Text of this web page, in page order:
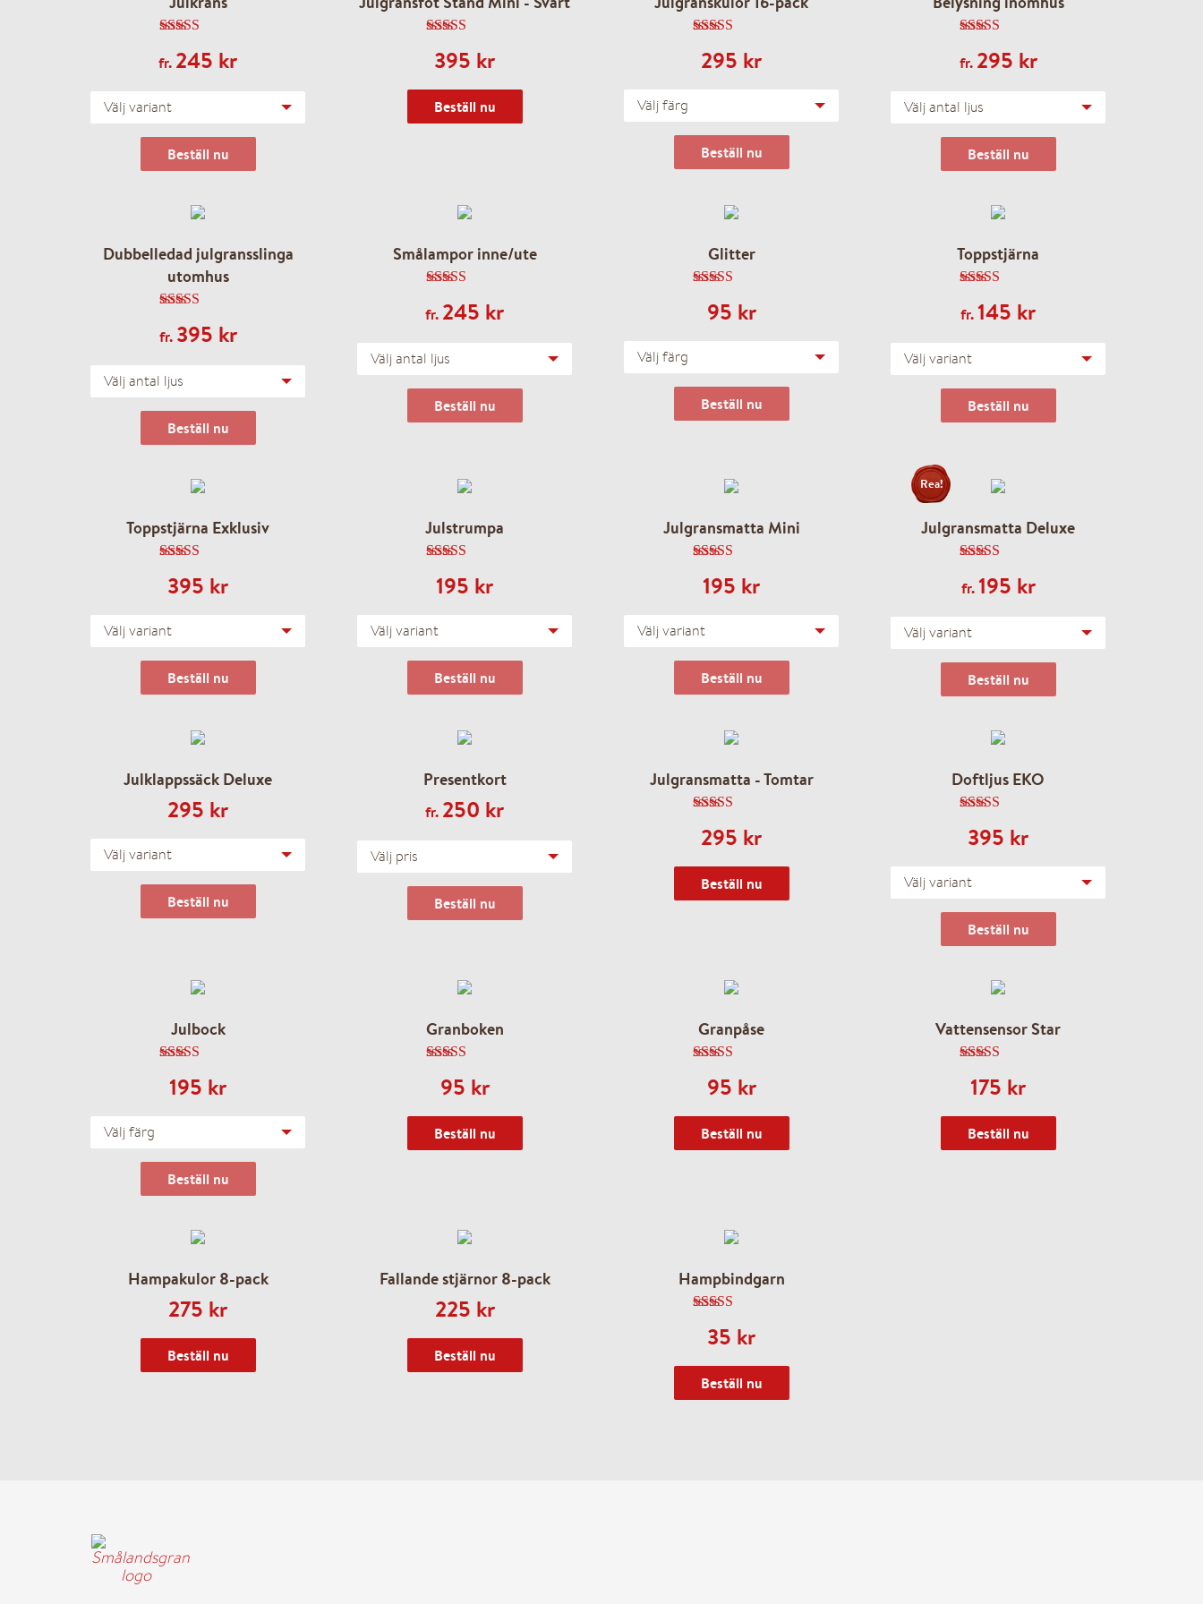
fr. 245 kr
Välj variant
Beställ nu
395 kr
Beställ nu
295 kr
Välj färg
Beställ nu
fr. 295 kr
Välj antal ljus
Beställ nu
Dubbelledad julgransslinga
utomhus
fr. 395 kr
Välj antal ljus
Beställ nu
Smålampor inne/ute
fr. 245 kr
Välj antal ljus
Beställ nu
Glitter
95 kr
Välj färg
Beställ nu
Toppstjärna
fr.145 kr
Välj variant
Beställ nu
Toppstjärna Exklusiv
395 kr
Välj variant
Beställ nu
Julstrumpa
195 kr
Välj variant
Beställ nu
Julgransmatta Mini
195 kr
Välj variant
Beställ nu
Rea!
Julgransmatta Deluxe
fr.195 kr
Välj variant
Beställ nu
Julklappssäck Deluxe
295 kr
Välj variant
Beställ nu
Presentkort
fr. 250 kr
Välj pris
Beställ nu
Julgransmatta - Tomtar
295 kr
Beställ nu
Doftljus EKO
395 kr
Välj variant
Beställ nu
Julbock
195 kr
Välj färg
Beställ nu
Granboken
95 kr
Beställ nu
Granpåse
95 kr
Beställ nu
Vattensensor Star
175 kr
Beställ nu
Hampakulor 8-pack
275 kr
Beställ nu
Fallande stjärnor 8-pack
225 kr
Beställ nu
Hampbindgarn
35 kr
Beställ nu